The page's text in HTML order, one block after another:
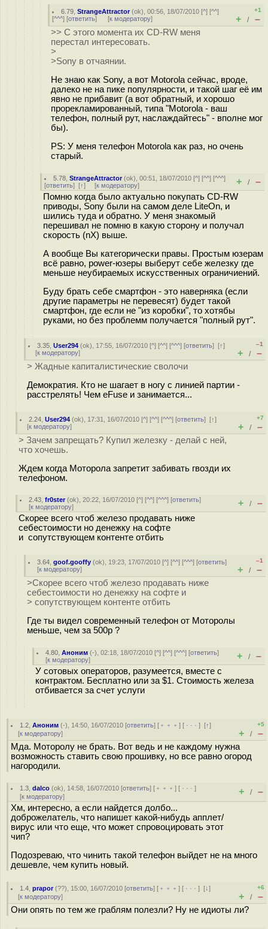
6.79 ,StrangeAttractor(ok), 00:56, 18/07/2010 [^] [^^]
[^^^] [ответить] [к модератору]
+1
+ / –
>> С этого момента их CD-RW меня
перестал интересовать.
>
>Sony в отчаянии.
Не знаю как Sony, а вот Motorola сейчас, вроде,
далеко не на пике популярности, и такой шаг её им
явно не прибавит (а вот обратный, и хорошо
прорекламированный, типа "Motorola - ваш
телефон, полный рут, наслаждайтесь" - вполне мог
бы).
PS: У меня телефон Motorola как раз, но очень
старый.
5.78 ,StrangeAttractor(ok), 00:51, 18/07/2010 [^] [^^] [^^^]
[ответить] [↑] [к модератору] + / –
Помню когда было актуально покупать CD-RW
приводы, Sony были на самом деле LiteOn, и
шились туда и обратно. У меня знакомый
перешивал не помню в какую сторону и получал
скорость (nX) выше.
А вообще Вы категорически правы. Простым юзерам
всё равно, power-юзеры выберут себе железку где
меньше неубираемых искусственных ограничиений.
Буду брать себе смартфон - это наверняка (если
другие параметры не перевесят) будет такой
смартфон, где если не "из коробки", то хотябы
руками, но без проблемм получается "полный рут".
3.35 ,User294 (ok), 17:55, 16/07/2010 [^] [^^] [^^^] [ответить][↑]
[к модератору]
–1
+ / –
> Жадные капиталистические сволочи
Демократия. Кто не шагает в ногу с линией партии -
расстрелять! Чем eFuse и занимается...
2.24 ,User294 (ok), 17:31, 16/07/2010 [^] [^^] [^^^] [ответить][↑]
[к модератору]
+7
+ / –
> Зачем запрещать? Купил железку - делай с ней,
что хочешь.
Ждем когда Моторола запретит забивать гвозди их
телефоном.
2.43 ,fr0ster(ok), 20:22, 16/07/2010 [^] [^^] [^^^] [ответить]
[к модератору] + / –
Скорее всего чтоб железо продавать ниже
себестоимости но денежку на софте
и сопутствующем контенте отбить
3.64 ,goof.gooffy (ok), 19:23, 17/07/2010 [^] [^^] [^^^] [ответить]
[к модератору]
–1
+ / –
>Скорее всего чтоб железо продавать ниже
себестоимости но денежку на софте и
> сопутствующем контенте отбить
Где ты видел современный телефон от Моторолы
меньше, чем за 500р ?
4.80 ,Аноним (-), 02:18, 18/07/2010 [^] [^^] [^^^] [ответить]
[к модератору] + / –
У сотовых операторов, разумеется, вместе с
контрактом. Бесплатно или за $1. Стоимость железа
отбивается за счет услуги
1.2 ,Аноним (-), 14:50, 16/07/2010 [ответить] [ ﹢﹢﹢] [ · · ·][↑]
[к модератору]
+5
+ / –
Мда. Моторолу не брать. Вот ведь и не каждому нужна
возможность ставить свою прошивку, но все равно огород
нагородили.
1.3 ,dalco (ok), 14:58, 16/07/2010 [ответить] [ ﹢﹢﹢] [ · · ·]
[к модератору] + / –
Хм, интересно, а если найдется долбо...
доброжелатель, что напишет какой-нибудь апплет/
вирус или что еще, что может спровоцировать этот
чип?
Подозреваю, что чинить такой телефон выйдет не на много
дешевле, чем купить новый.
1.4 ,prapor(??), 15:00, 16/07/2010 [ответить] [ ﹢﹢﹢] [ · · ·][↓]
[к модератору]
+6
+ / –
Они опять по тем же граблям полезли? Ну не идиоты ли?